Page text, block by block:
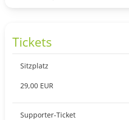
Tickets
Sitzplatz
29,00 EUR
Supporter-Ticket